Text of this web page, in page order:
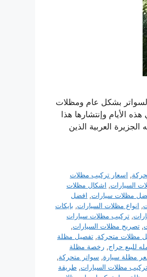
بشكل عام ومظلات
الأيام وإنتشارها هذا
العربية الذين
, اسعار تركيب مظلات
السيارات, اشكال مظلات
مظلات سيارات, افضل
, انواع مظلات السيارات, بايكات
, تركيب مظلات سيارات
, تصريح مظلات السيارات,
مظلات متحركة, تفصيل مظلة
للبيع حراج, رخصة مظلة
مظلة سيارة, سواتر متحركة,
مظلات السيارات, طريقة